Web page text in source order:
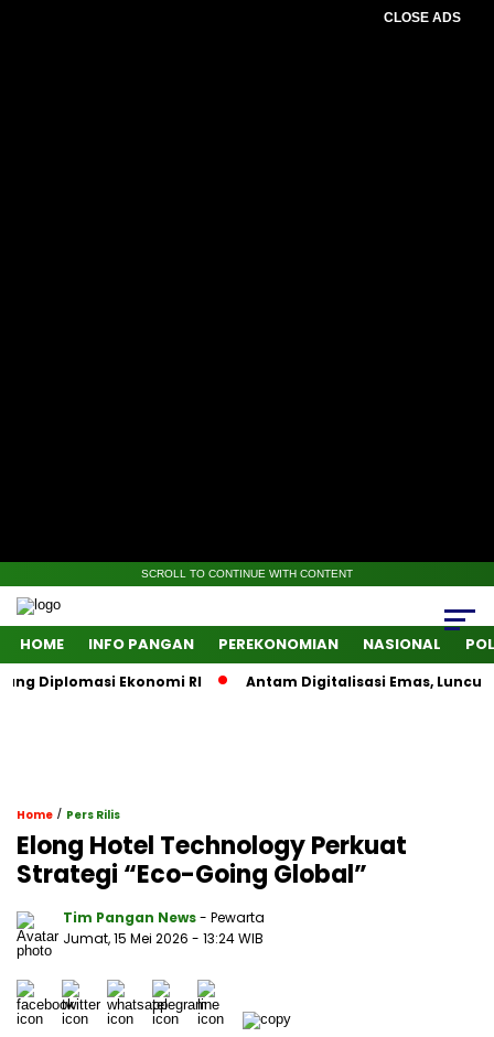
CLOSE ADS
SCROLL TO CONTINUE WITH CONTENT
HOME INFO PANGAN PEREKONOMIAN NASIONAL
Diplomasi Ekonomi RI Antam Digitalisasi Emas,
Home / Pers Rilis
Elong Hotel Technology Perkuat
Strategi “Eco-Going Global”
Tim Pangan News- Pewarta
Jumat, 15 Mei 2026 - 13:24 WIB